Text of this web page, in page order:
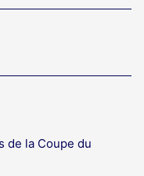
de la Coupe du